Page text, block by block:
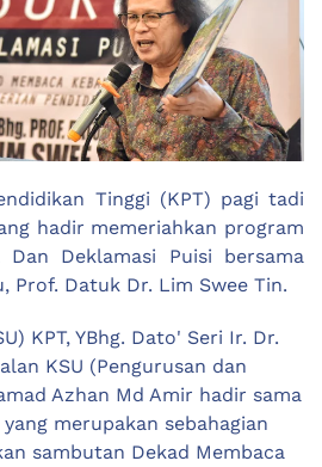
Tinggi (KPT) pagi tadi
hadir memeriahkan program
Deklamasi Puisi bersama
Prof. Datuk Dr. Lim Swee Tin.
KPT, YBhg. Dato' Seri Ir. Dr.
KSU (Pengurusan dan
Azhan Md Amir hadir sama
merupakan sebahagian
sambutan Dekad Membaca